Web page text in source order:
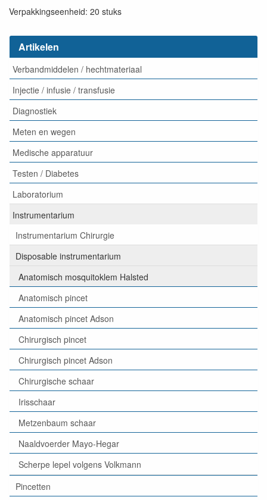
Verpakkingseenheid: 20 stuks
Artikelen
Verbandmiddelen / hechtmateriaal
Injectie / infusie / transfusie
Diagnostiek
Meten en wegen
Medische apparatuur
Testen / Diabetes
Laboratorium
Instrumentarium
Instrumentarium Chirurgie
Disposable instrumentarium
Anatomisch mosquitoklem Halsted
Anatomisch pincet
Anatomisch pincet Adson
Chirurgisch pincet
Chirurgisch pincet Adson
Chirurgische schaar
Irisschaar
Metzenbaum schaar
Naaldvoerder Mayo-Hegar
Scherpe lepel volgens Volkmann
Pincetten